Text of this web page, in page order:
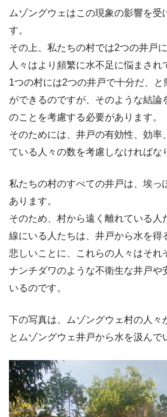
ムゾングウェはこの現象の影響を受
す。
その上、私たちの村では2つの井戸
人々はより頻繁に水不足に悩まされ
1つの村には2つの井戸で十分だ、と
ができるのですが、そのような結論
のことを考慮する必要があります。
そのためには、井戸の有効性、効率
ている人々の数を考慮しなければな
私たちの村のすべての井戸は、埃っ
あります。
そのため、村から遠く離れている人
線にいる人たちは、井戸から水を得
悲しいことに、これらの人々はそれ
ナンチダワのような不衛生な井戸や
いるのです。
下の写真は、ムゾングウェ村の人々
とムゾングウェ井戸から水を汲んで